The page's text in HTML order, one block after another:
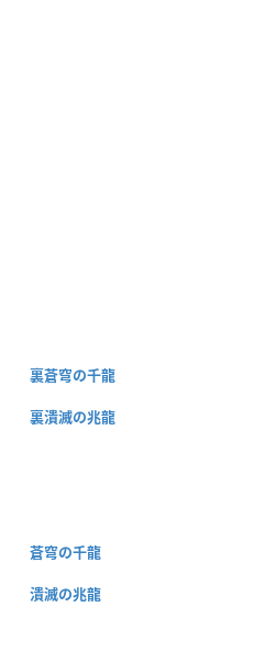
裏蒼穹の千龍
裏潰滅の兆龍
蒼穹の千龍
潰滅の兆龍